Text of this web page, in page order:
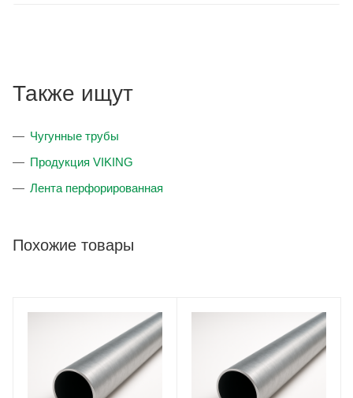
Также ищут
Чугунные трубы
Продукция VIKING
Лента перфорированная
Похожие товары